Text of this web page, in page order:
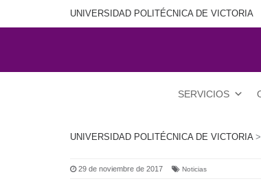
UNIVERSIDAD POLITÉCNICA DE VICTORIA
SERVICIOS
UNIVERSIDAD POLITÉCNICA DE VICTORIA>
29 de noviembre de 2017 Noticias